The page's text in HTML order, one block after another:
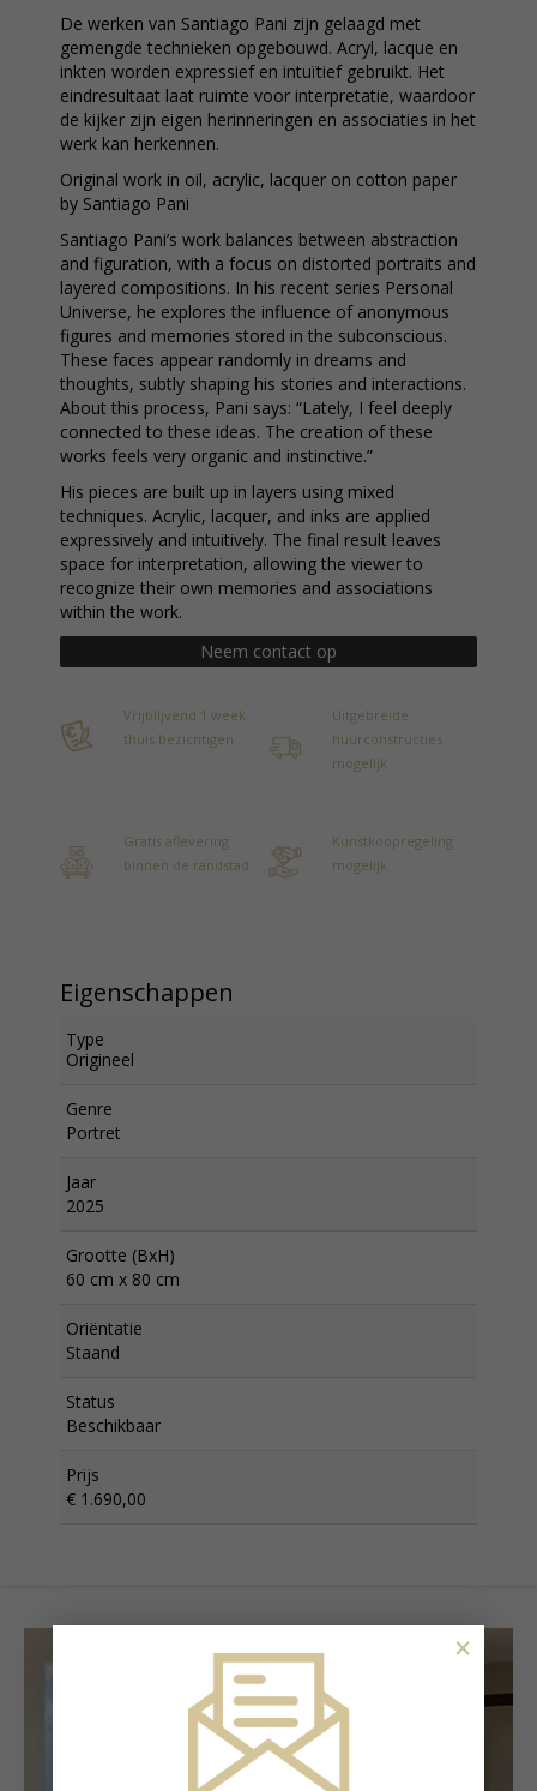
De werken van Santiago Pani zijn gelaagd met
gemengde technieken opgebouwd. Acryl, lacque en
inkten worden expressief en intuïtief gebruikt. Het
eindresultaat laat ruimte voor interpretatie, waardoor
de kijker zijn eigen herinneringen en associaties in het
werk kan herkennen.
Original work in oil, acrylic, lacquer on cotton paper
by Santiago Pani
Santiago Pani’s work balances between abstraction
and figuration, with a focus on distorted portraits and
layered compositions. In his recent series Personal
Universe, he explores the influence of anonymous
figures and memories stored in the subconscious.
These faces appear randomly in dreams and
thoughts, subtly shaping his stories and interactions.
About this process, Pani says: “Lately, I feel deeply
connected to these ideas. The creation of these
works feels very organic and instinctive.”
His pieces are built up in layers using mixed
techniques. Acrylic, lacquer, and inks are applied
expressively and intuitively. The final result leaves
space for interpretation, allowing the viewer to
recognize their own memories and associations
within the work.
Neem contact op
Vrijblijvend 1 week
thuis bezichtigen
Uitgebreide
huurconstructies
mogelijk
Gratis aflevering
binnen de randstad
Kunstkoopregeling
mogelijk
Eigenschappen
Type
Origineel
Genre
Portret
Jaar
2025
Grootte (BxH)
60 cm x 80 cm
Oriëntatie
Staand
Status
Beschikbaar
Prijs
€ 1.690,00
×